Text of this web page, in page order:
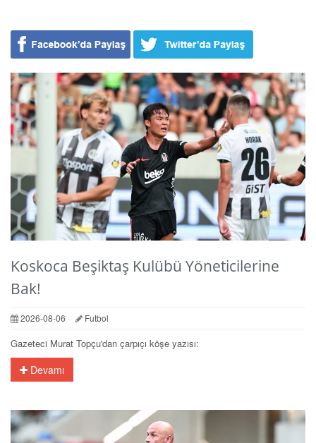
Koskoca Beşiktaş Kulübü Yöneticilerine
Bak!
2026-08-06 Futbol
Gazeteci Murat Topçu'dan çarpıçı köşe yazısı:
Devamı